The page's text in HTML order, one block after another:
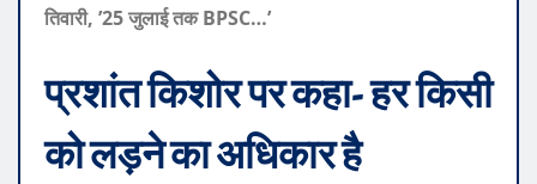
तिवारी, ’25 जुलाई तक BPSC…’
प्रशांत किशोर पर कहा- हर किसी
को लड़ने का अधिकार है